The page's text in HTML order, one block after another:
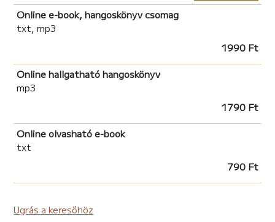
Online e-book, hangoskönyv csomag
txt, mp3
1990 Ft
Online hallgatható hangoskönyv
mp3
1790 Ft
Online olvasható e-book
txt
790 Ft
Ugrás a keresőhöz